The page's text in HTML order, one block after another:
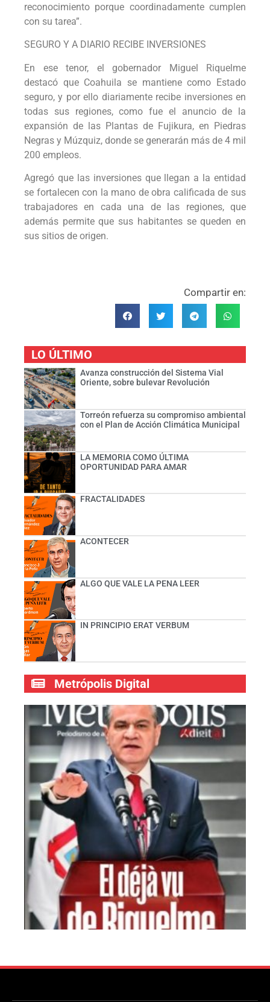
reconocimiento porque coordinadamente cumplen
con su tarea”.
SEGURO Y A DIARIO RECIBE INVERSIONES
En ese tenor, el gobernador Miguel Riquelme
destacó que Coahuila se mantiene como Estado
seguro, y por ello diariamente recibe inversiones en
todas sus regiones, como fue el anuncio de la
expansión de las Plantas de Fujikura, en Piedras
Negras y Múzquiz, donde se generarán más de 4 mil
200 empleos.
Agregó que las inversiones que llegan a la entidad
se fortalecen con la mano de obra calificada de sus
trabajadores en cada una de las regiones, que
además permite que sus habitantes se queden en
sus sitios de origen.
Compartir en:
LO ÚLTIMO
Avanza construcción del Sistema Vial
Oriente, sobre bulevar Revolución
Torreón refuerza su compromiso ambiental
con el Plan de Acción Climática Municipal
LA MEMORIA COMO ÚLTIMA
OPORTUNIDAD PARA AMAR
FRACTALIDADES
ACONTECER
ALGO QUE VALE LA PENA LEER
IN PRINCIPIO ERAT VERBUM
Metrópolis Digital